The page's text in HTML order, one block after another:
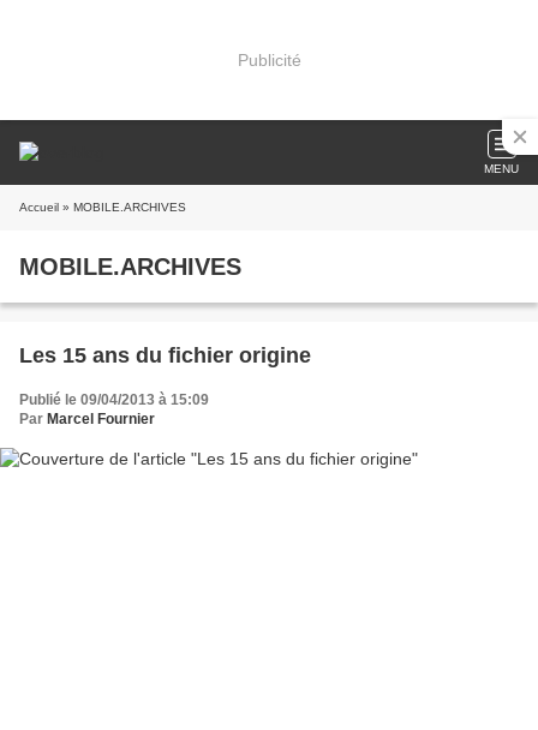
Publicité
MENU
Accueil » MOBILE.ARCHIVES
MOBILE.ARCHIVES
Les 15 ans du fichier origine
Publié le 09/04/2013 à 15:09
Par Marcel Fournier